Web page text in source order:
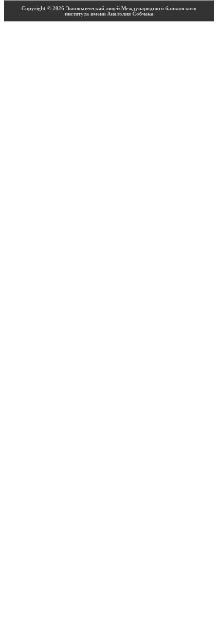
Copyright © 2026 Экономический лицей Международного банковского
института имени Анатолия Собчака